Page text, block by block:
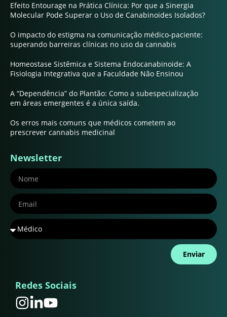
Efeito Entourage na Prática Clínica: Por que a Sinergia
Molecular Pode Superar o Uso de Canabinoides Isolados?
O impacto do estigma na comunicação médico-paciente:
superando barreiras clínicas no uso da cannabis
Homeostase Sistêmica e Sistema Endocanabinoide: A
Fisiologia Integrativa que a Faculdade Não Ensinou
A “Dependência” do Plantão: Como a subespecialização
em áreas emergentes é a única saída.
Os erros mais comuns que médicos cometem ao
prescrever cannabis medicinal
Newsletter
Enviar
Redes Sociais